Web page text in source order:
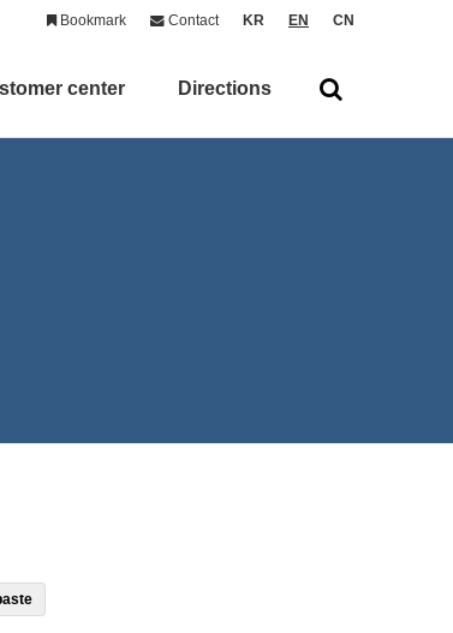
CN
EN
KR
Contact
Bookmark
center Directions